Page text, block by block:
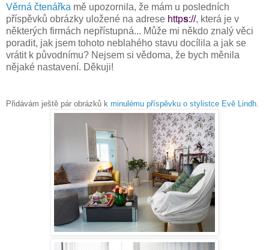
Věrná čtenářka mě upozornila, že mám u posledních
příspěvků obrázky uložené na adrese https://, která je v
některých firmách nepřístupná... Může mi někdo znalý věci
poradit, jak jsem tohoto neblahého stavu docílila a jak se
vrátit k původnímu? Nejsem si vědoma, že bych měnila
nějaké nastavení. Děkuji!
Přidávám ještě pár obrázků k minulému příspěvku o stylistce Evě Lindh